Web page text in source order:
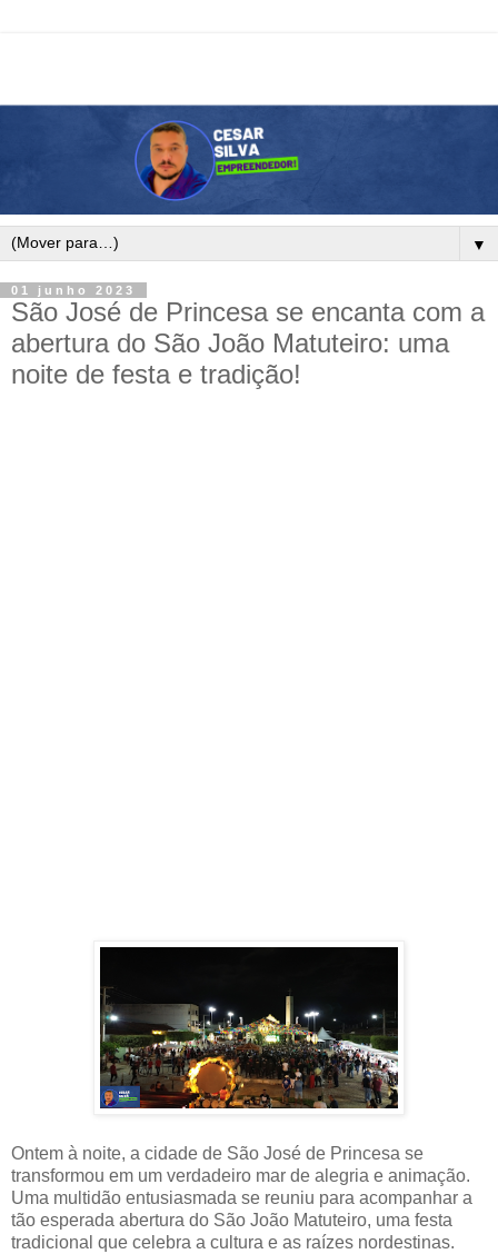
▼
01 junho 2023
São José de Princesa se encanta com a
abertura do São João Matuteiro: uma
noite de festa e tradição!
Ontem à noite, a cidade de São José de Princesa se
transformou em um verdadeiro mar de alegria e animação.
Uma multidão entusiasmada se reuniu para acompanhar a
tão esperada abertura do São João Matuteiro, uma festa
tradicional que celebra a cultura e as raízes nordestinas.